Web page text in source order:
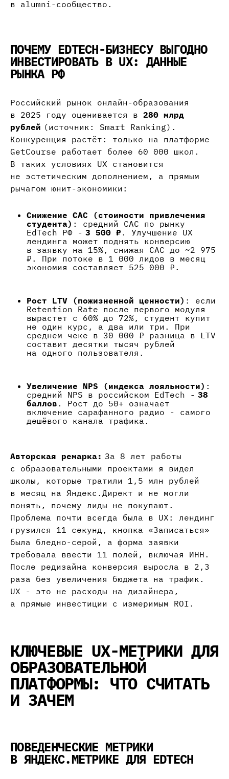
в alumni-сообщество.
ПОЧЕМУ EDTECH-БИЗНЕСУ ВЫГОДНО
ИНВЕСТИРОВАТЬ В UX: ДАННЫЕ
РЫНКА РФ
Российский рынок онлайн-образования
в 2025 году оценивается в 280 млрд
рублей (источник: Smart Ranking).
Конкуренция растёт: только на платформе
GetCourse работает более 60 000 школ.
В таких условиях UX становится
не эстетическим дополнением, а прямым
рычагом юнит-экономики:
Снижение CAC (стоимости привлечения
студента) : средний CAC по рынку
EdTech РФ - 3 500 ₽ . Улучшение UX
лендинга может поднять конверсию
в заявку на 15%, снижая CAC до ~2 975
₽. При потоке в 1 000 лидов в месяц
экономия составляет 525 000 ₽.
Рост LTV (пожизненной ценности) : если
Retention Rate после первого модуля
вырастет с 60% до 72%, студент купит
не один курс, а два или три. При
среднем чеке в 30 000 ₽ разница в LTV
составит десятки тысяч рублей
на одного пользователя.
Увеличение NPS (индекса лояльности) :
средний NPS в российском EdTech - 38
баллов . Рост до 50+ означает
включение сарафанного радио - самого
дешёвого канала трафика.
Авторская ремарка: За 8 лет работы
с образовательными проектами я видел
школы, которые тратили 1,5 млн рублей
в месяц на Яндекс.Директ и не могли
понять, почему лиды не покупают.
Проблема почти всегда была в UX: лендинг
грузился 11 секунд, кнопка «Записаться»
была бледно-серой, а форма заявки
требовала ввести 11 полей, включая ИНН.
После редизайна конверсия выросла в 2,3
раза без увеличения бюджета на трафик.
UX - это не расходы на дизайнера,
а прямые инвестиции с измеримым ROI.
КЛЮЧЕВЫЕ UX-МЕТРИКИ ДЛЯ
ОБРАЗОВАТЕЛЬНОЙ
ПЛАТФОРМЫ: ЧТО СЧИТАТЬ
И ЗАЧЕМ
ПОВЕДЕНЧЕСКИЕ МЕТРИКИ
В ЯНДЕКС.МЕТРИКЕ ДЛЯ EDTECH